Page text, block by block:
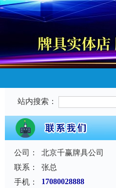
站内搜索：
公司：
北京千赢牌具公司
联系：
张总
手机：
17080028888